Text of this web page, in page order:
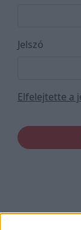
Jelszó
Elfelejtette a